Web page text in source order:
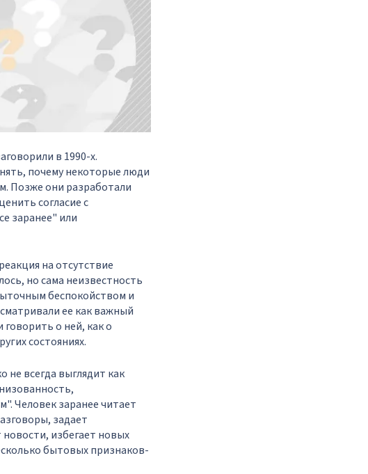
в 1990-х.
почему некоторые люди
Позже они разработали
согласие с
заранее" или
на отсутствие
но сама неизвестность
беспокойством и
ее как важный
о ней, как о
состояниях.
не всегда выглядит как
Человек заранее читает
задает
избегает новых
бытовых признаков-